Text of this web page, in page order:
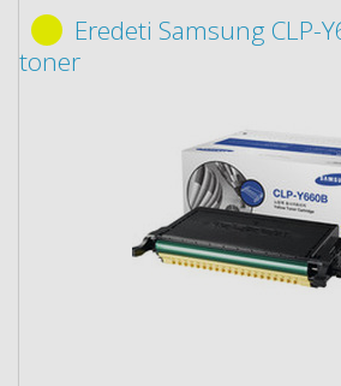
Eredeti Samsung CLP-
toner